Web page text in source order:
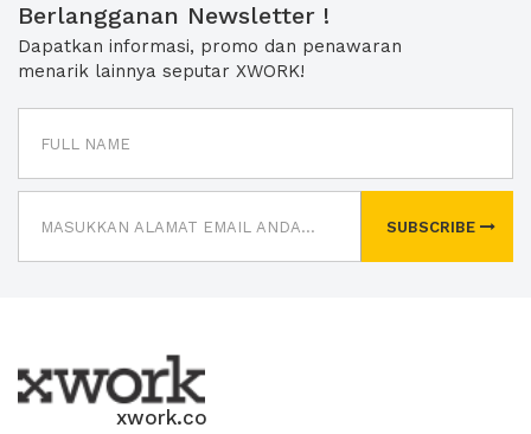
Berlangganan Newsletter !
Dapatkan informasi, promo dan penawaran
menarik lainnya seputar XWORK!
SUBSCRIBE
xwork.co